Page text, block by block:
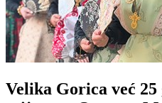
Velika Gorica već 25